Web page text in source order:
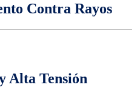
Contra Rayos
Alta Tensión